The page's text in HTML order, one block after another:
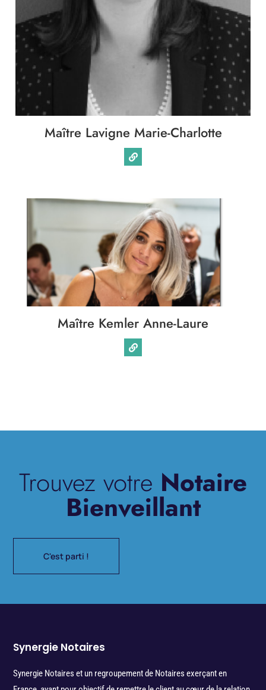
Maître Lavigne Marie-Charlotte
Maître Kemler Anne-Laure
Trouvez votre Notaire
Bienveillant
C'est parti !
Synergie Notaires
Synergie Notaires et un regroupement de Notaires exerçant en